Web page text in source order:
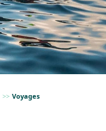
>> Voyages